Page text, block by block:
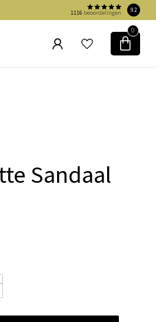
1116 beoordelingen 9.2
0
Sandaal